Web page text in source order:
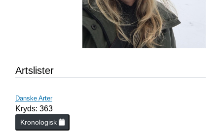
Artslister
Danske Arter
Kryds: 363
Kronologisk